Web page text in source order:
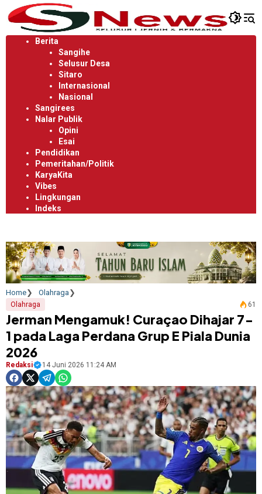
Langsung
ke
konten
Berita
Sangihe
Selusur Desa
Sitaro
Internasional
Nasional
Sangirees
Nalar Publik
Opini
Esai
Pendidikan
Pemeritahan/Politik
KaryaKita
Vibes
Lingkungan
Indeks
Home Olahraga
Olahraga 61
Jerman Mengamuk! Curaçao Dihajar 7-
1 pada Laga Perdana Grup E Piala Dunia
2026
Redaksi 14 Juni 2026 11:24 AM